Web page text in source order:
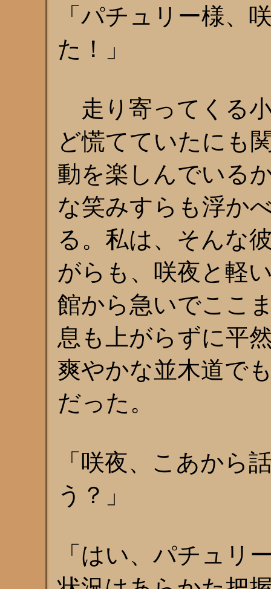
「パチュリー様、
た！」
走り寄ってくる
ど慌てていたにも
動を楽しんでいる
な笑みすらも浮か
る。私は、そんな
がらも、咲夜と軽
館から急いでここ
息も上がらずに平
爽やかな並木道で
だった。
「咲夜、こあから
う？」
「はい、パチュリ